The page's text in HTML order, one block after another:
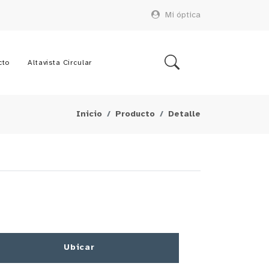
Mi óptica
Altavista Circular
Inicio Producto Detalle
Ubicar